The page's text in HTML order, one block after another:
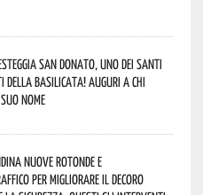
San Donato, uno dei Santi
della Basilicata! Auguri a chi
nome
nuove rotonde e
per migliorare il decoro